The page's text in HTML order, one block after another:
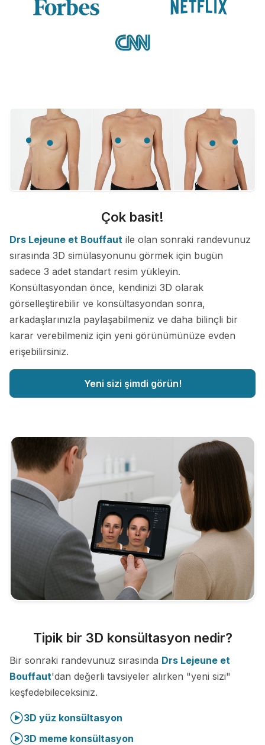
Çok basit!
Drs Lejeune et Bouffaut ile olan sonraki randevunuz
sırasında 3D simülasyonunu görmek için bugün
sadece 3 adet standart resim yükleyin.
Konsültasyondan önce, kendinizi 3D olarak
görselleştirebilir ve konsültasyondan sonra,
arkadaşlarınızla paylaşabilmeniz ve daha bilinçli bir
karar verebilmeniz için yeni görünümünüze evden
erişebilirsiniz.
Yeni sizi şimdi görün!
Tipik bir 3D konsültasyon nedir?
Bir sonraki randevunuz sırasında Drs Lejeune et
Bouffaut'dan değerli tavsiyeler alırken "yeni sizi"
keşfedebileceksiniz.
3D yüz konsültasyon
3D meme konsültasyon